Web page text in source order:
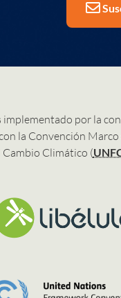
implementado por la
la Convención Marco
Cambio Climático (